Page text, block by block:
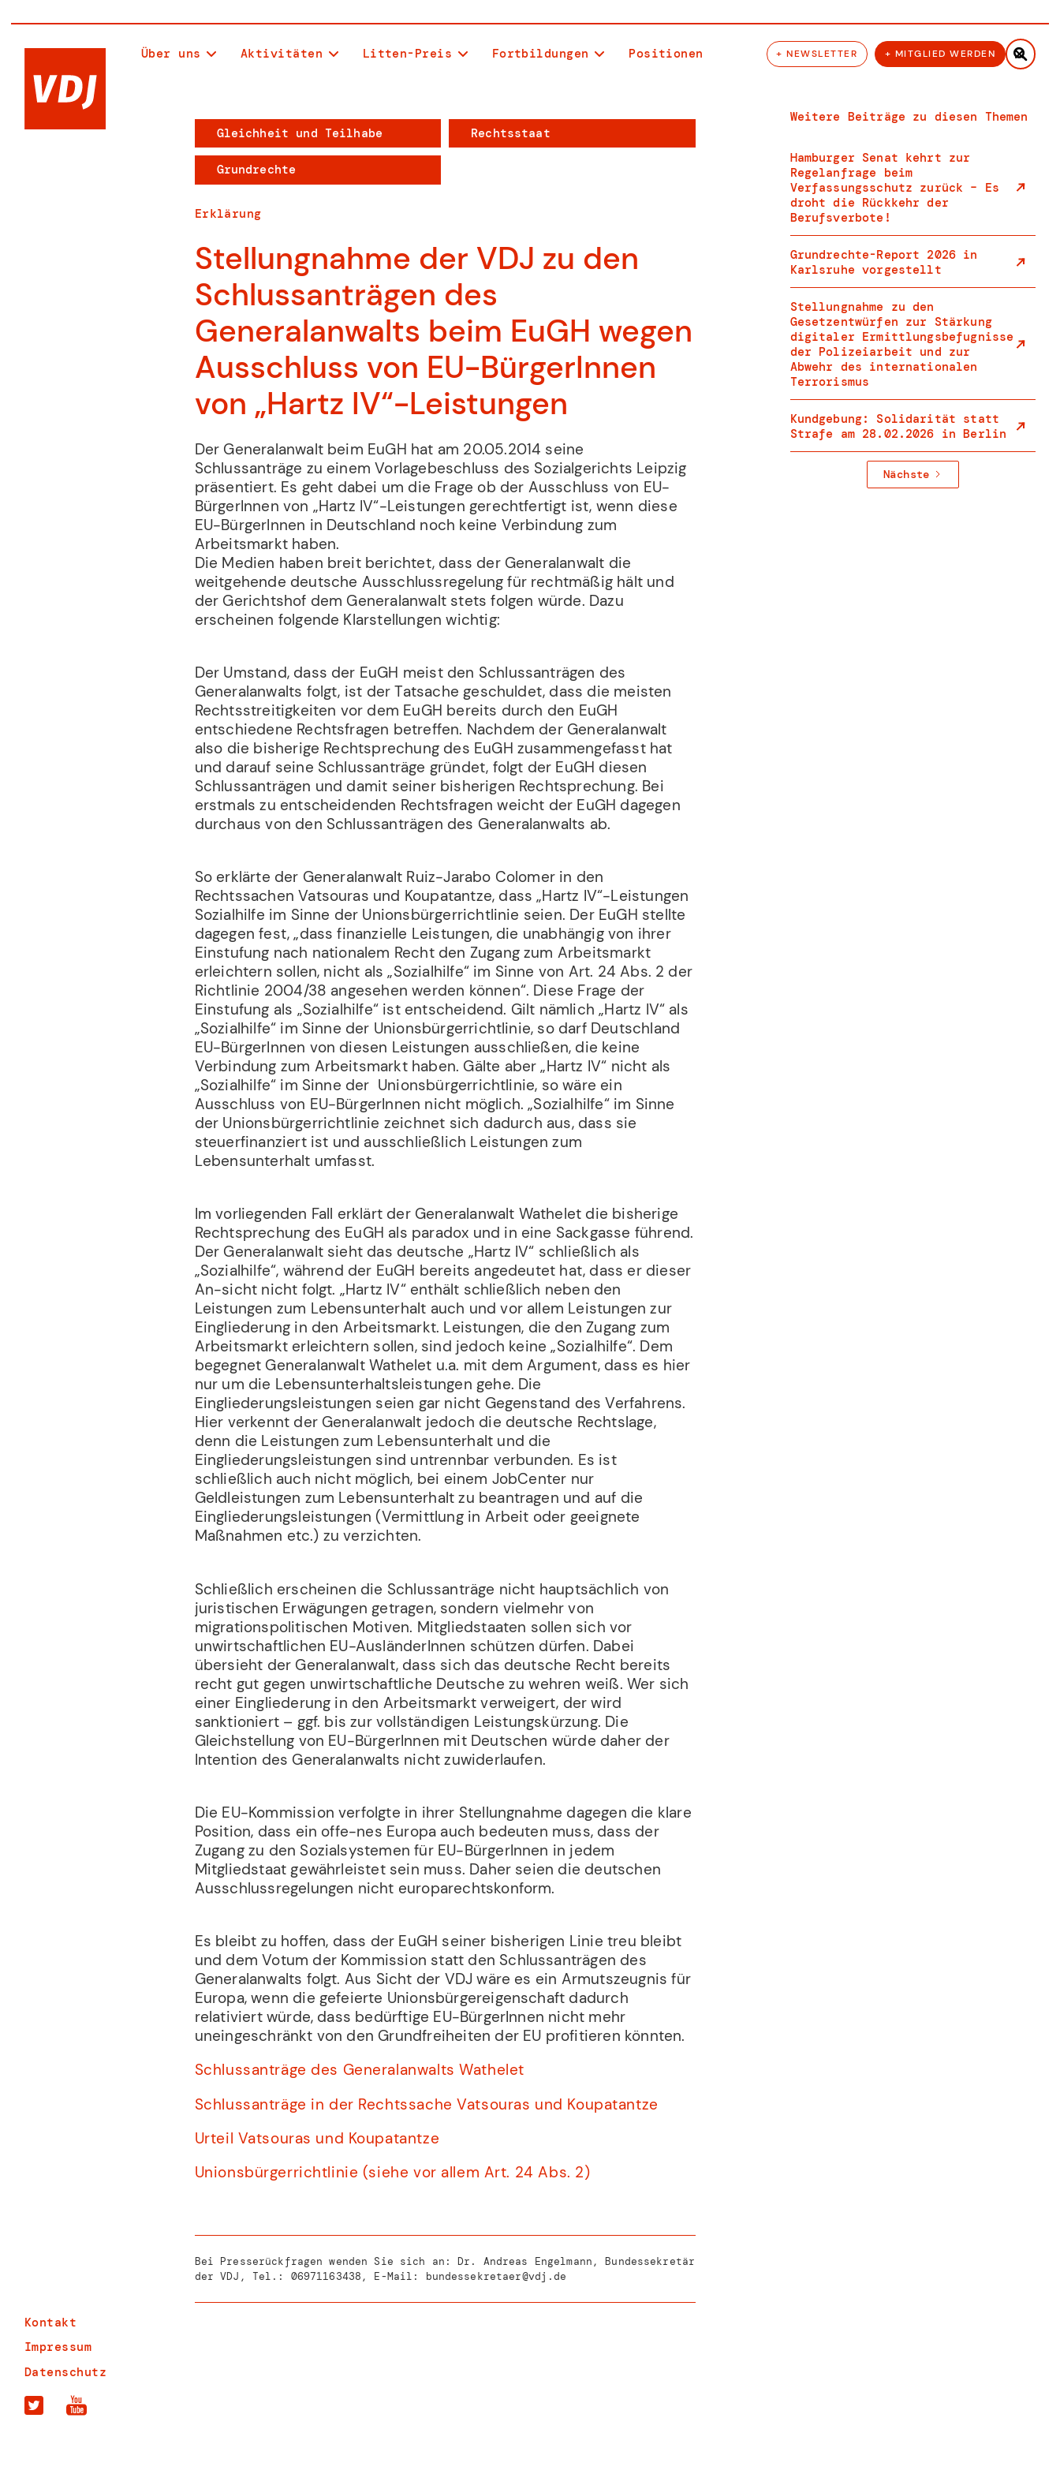
Über uns Aktivitäten Litten-Preis Fortbildungen Positionen + NEWSLETTER + MITGLIED WERDEN 
Kontakt
Impressum
Datenschutz
Gleichheit und Teilhabe Rechtsstaat
Grundrechte
Erklärung
Stellungnahme der VDJ zu den
Schlussanträgen des
Generalanwalts beim EuGH wegen
Ausschluss von EU-BürgerInnen
von „Hartz IV“-Leistungen
Der Generalanwalt beim EuGH hat am 20.05.2014 seine
Schlussanträge zu einem Vorlagebeschluss des Sozialgerichts Leipzig
präsentiert. Es geht dabei um die Frage ob der Ausschluss von EU-
BürgerInnen von „Hartz IV“-Leistungen gerechtfertigt ist, wenn diese
EU-BürgerInnen in Deutschland noch keine Verbindung zum
Arbeitsmarkt haben.
Die Medien haben breit berichtet, dass der Generalanwalt die
weitgehende deutsche Ausschlussregelung für rechtmäßig hält und
der Gerichtshof dem Generalanwalt stets folgen würde. Dazu
erscheinen folgende Klarstellungen wichtig:
Der Umstand, dass der EuGH meist den Schlussanträgen des
Generalanwalts folgt, ist der Tatsache geschuldet, dass die meisten
Rechtsstreitigkeiten vor dem EuGH bereits durch den EuGH
entschiedene Rechtsfragen betreffen. Nachdem der Generalanwalt
also die bisherige Rechtsprechung des EuGH zusammengefasst hat
und darauf seine Schlussanträge gründet, folgt der EuGH diesen
Schlussanträgen und damit seiner bisherigen Rechtsprechung. Bei
erstmals zu entscheidenden Rechtsfragen weicht der EuGH dagegen
durchaus von den Schlussanträgen des Generalanwalts ab.
So erklärte der Generalanwalt Ruiz-Jarabo Colomer in den
Rechtssachen Vatsouras und Koupatantze, dass „Hartz IV“-Leistungen
Sozialhilfe im Sinne der Unionsbürgerrichtlinie seien. Der EuGH stellte
dagegen fest, „dass finanzielle Leistungen, die unabhängig von ihrer
Einstufung nach nationalem Recht den Zugang zum Arbeitsmarkt
erleichtern sollen, nicht als „Sozialhilfe“ im Sinne von Art. 24 Abs. 2 der
Richtlinie 2004/38 angesehen werden können“. Diese Frage der
Einstufung als „Sozialhilfe“ ist entscheidend. Gilt nämlich „Hartz IV“ als
„Sozialhilfe“ im Sinne der Unionsbürgerrichtlinie, so darf Deutschland
EU-BürgerInnen von diesen Leistungen ausschließen, die keine
Verbindung zum Arbeitsmarkt haben. Gälte aber „Hartz IV“ nicht als
„Sozialhilfe“ im Sinne der Unionsbürgerrichtlinie, so wäre ein
Ausschluss von EU-BürgerInnen nicht möglich. „Sozialhilfe“ im Sinne
der Unionsbürgerrichtlinie zeichnet sich dadurch aus, dass sie
steuerfinanziert ist und ausschließlich Leistungen zum
Lebensunterhalt umfasst.
Im vorliegenden Fall erklärt der Generalanwalt Wathelet die bisherige
Rechtsprechung des EuGH als paradox und in eine Sackgasse führend.
Der Generalanwalt sieht das deutsche „Hartz IV“ schließlich als
„Sozialhilfe“, während der EuGH bereits angedeutet hat, dass er dieser
An-sicht nicht folgt. „Hartz IV“ enthält schließlich neben den
Leistungen zum Lebensunterhalt auch und vor allem Leistungen zur
Eingliederung in den Arbeitsmarkt. Leistungen, die den Zugang zum
Arbeitsmarkt erleichtern sollen, sind jedoch keine „Sozialhilfe“. Dem
begegnet Generalanwalt Wathelet u.a. mit dem Argument, dass es hier
nur um die Lebensunterhaltsleistungen gehe. Die
Eingliederungsleistungen seien gar nicht Gegenstand des Verfahrens.
Hier verkennt der Generalanwalt jedoch die deutsche Rechtslage,
denn die Leistungen zum Lebensunterhalt und die
Eingliederungsleistungen sind untrennbar verbunden. Es ist
schließlich auch nicht möglich, bei einem JobCenter nur
Geldleistungen zum Lebensunterhalt zu beantragen und auf die
Eingliederungsleistungen (Vermittlung in Arbeit oder geeignete
Maßnahmen etc.) zu verzichten.
Schließlich erscheinen die Schlussanträge nicht hauptsächlich von
juristischen Erwägungen getragen, sondern vielmehr von
migrationspolitischen Motiven. Mitgliedstaaten sollen sich vor
unwirtschaftlichen EU-AusländerInnen schützen dürfen. Dabei
übersieht der Generalanwalt, dass sich das deutsche Recht bereits
recht gut gegen unwirtschaftliche Deutsche zu wehren weiß. Wer sich
einer Eingliederung in den Arbeitsmarkt verweigert, der wird
sanktioniert – ggf. bis zur vollständigen Leistungskürzung. Die
Gleichstellung von EU-BürgerInnen mit Deutschen würde daher der
Intention des Generalanwalts nicht zuwiderlaufen.
Die EU-Kommission verfolgte in ihrer Stellungnahme dagegen die klare
Position, dass ein offe-nes Europa auch bedeuten muss, dass der
Zugang zu den Sozialsystemen für EU-BürgerInnen in jedem
Mitgliedstaat gewährleistet sein muss. Daher seien die deutschen
Ausschlussregelungen nicht europarechtskonform.
Es bleibt zu hoffen, dass der EuGH seiner bisherigen Linie treu bleibt
und dem Votum der Kommission statt den Schlussanträgen des
Generalanwalts folgt. Aus Sicht der VDJ wäre es ein Armutszeugnis für
Europa, wenn die gefeierte Unionsbürgereigenschaft dadurch
relativiert würde, dass bedürftige EU-BürgerInnen nicht mehr
uneingeschränkt von den Grundfreiheiten der EU profitieren könnten.
Schlussanträge des Generalanwalts Wathelet
Schlussanträge in der Rechtssache Vatsouras und Koupatantze
Urteil Vatsouras und Koupatantze
Unionsbürgerrichtlinie (siehe vor allem Art. 24 Abs. 2)
Bei Presserückfragen wenden Sie sich an: Dr. Andreas Engelmann, Bundessekretär
der VDJ, Tel.: 06971163438 , E-Mail: bundessekretaer@vdj.de
Weitere Beiträge zu diesen Themen
Hamburger Senat kehrt zur
Regelanfrage beim
Verfassungsschutz zurück – Es
droht die Rückkehr der
Berufsverbote!
Grundrechte-Report 2026 in
Karlsruhe vorgestellt
Stellungnahme zu den
Gesetzentwürfen zur Stärkung
digitaler Ermittlungsbefugnisse
der Polizeiarbeit und zur
Abwehr des internationalen
Terrorismus
Kundgebung: Solidarität statt
Strafe am 28.02.2026 in Berlin
Nächste